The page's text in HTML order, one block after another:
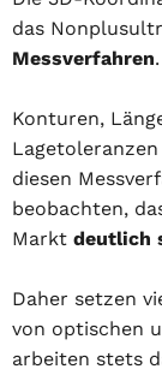
das
Messverfahren.
Konturen,
diesen
beobachten,
Markt deutlich
Daher setzen
von optischen
arbeiten stets